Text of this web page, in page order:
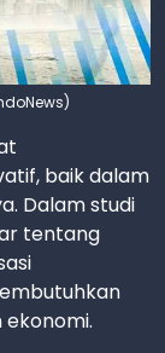
baik dalam
Dalam studi
tentang